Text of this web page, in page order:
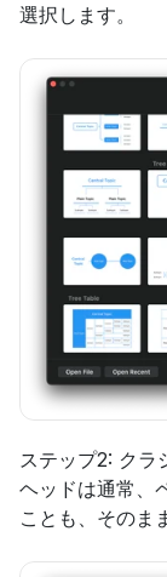
選択します。
ステップ2: クラ
ヘッドは通常、
ことも、そのま